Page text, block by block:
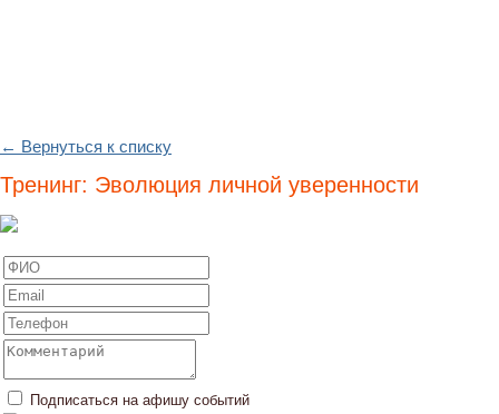
← Вернуться к списку
Тренинг: Эволюция личной уверенности
Подписаться на афишу событий